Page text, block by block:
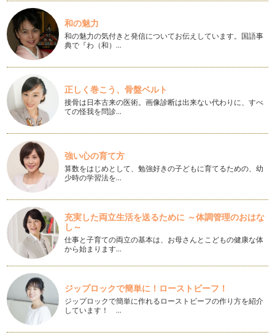
カラーダイアリー
早いもので、今年もあとわずかですね。皆さまにとって、今年
は、どの様な1年となりましたか? …
パパもおしゃれに！－スーツコーディネート－
12月になるとパパも忘年会やお取引様への挨拶などで、普
段、スーツは着ない！！というパパもス…
パーティーシーズン到来! 洗練されたオシャレママに♪
立冬も過ぎて、街はクリスマスイルミネーションに彩られ、
2012年も終りが近付いて来ましたね…
紅葉は秋の女神さま
関東地方でも、早いところは、そろそろ紅葉が始まっているよ
うですね。皆様のお住まいの地域はい…
リボンの色で伝える活動と思い
10月1日は東京都庁やレインボーブリッジ、スカイツリーなど
がピンク色にライトアップされまし…
身近なものから探す「配色技法」
ファッションカラーでもインテリアカラーでも、「3色」を選
び出すことが出来ればカラーコーディ…
中秋の名月－お月見－
中秋の名月を鑑賞する「お月見」の行事は、中国から伝わり、
日本では奈良時代には宮中で「月見の…
和の魅力
和の魅力の気付きと発信についてお伝えしています。国語事
典で『わ（和）…
正しく巻こう、骨盤ベルト
接骨は日本古来の医術。画像診断は出来ない代わりに、すべ
ての怪我を問診…
強い心の育て方
算数をはじめとして、勉強好きの子どもに育てるための、幼
少時の学習法を…
充実した両立生活を送るために ～体調管理のおはな
し～
仕事と子育ての両立の基本は、お母さんとこどもの健康な体
から始まります…
ジップロックで簡単に！ローストビーフ！
ジップロックで簡単に作れるローストビーフの作り方を紹介
しています！ …